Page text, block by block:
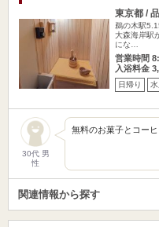
東京都 /
鵜の木駅
大森海岸駅
にな…
営業時間
入浴料金
日帰り
30代 男
性
無料のお菓子とコー
関連情報から探す